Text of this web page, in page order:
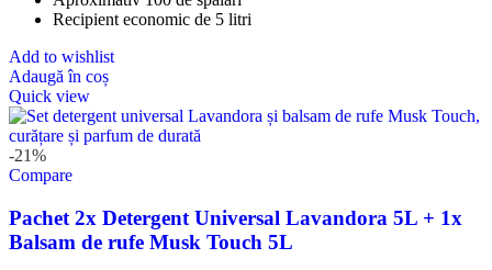
Recipient economic de 5 litri
Add to wishlist
Adaugă în coș
Quick view
-21%
Compare
Pachet 2x Detergent Universal Lavandora 5L + 1x
Balsam de rufe Musk Touch 5L